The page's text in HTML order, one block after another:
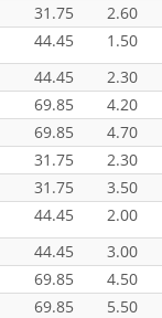
31.75 2.60
44.45 1.50
44.45 2.30
69.85 4.20
69.85 4.70
31.75 2.30
31.75 3.50
44.45 2.00
44.45 3.00
69.85 4.50
69.85 5.50